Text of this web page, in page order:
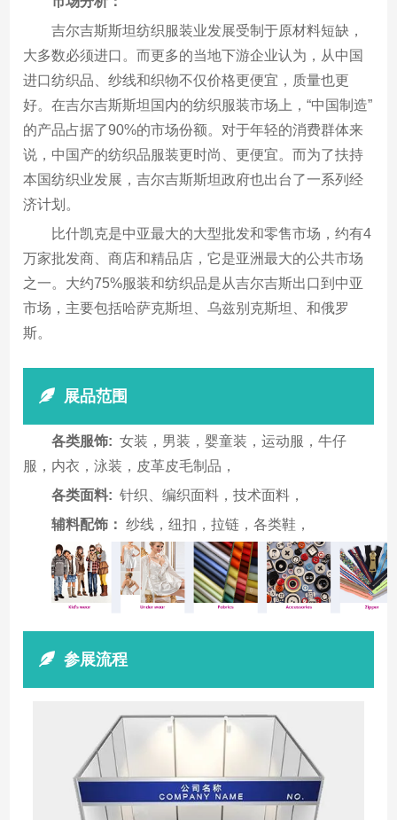
吉尔吉斯斯坦纺织服装业发展受制于原材料短缺，
大多数必须进口。而更多的当地下游企业认为，从中国
进口纺织品、纱线和织物不仅价格更便宜，质量也更
好。在吉尔吉斯斯坦国内的纺织服装市场上，“中国制造”
的产品占据了90%的市场份额。对于年轻的消费群体来
说，中国产的纺织品服装更时尚、更便宜。而为了扶持
本国纺织业发展，吉尔吉斯斯坦政府也出台了一系列经
济计划。
比什凯克是中亚最大的大型批发和零售市场，约有4
万家批发商、商店和精品店，它是亚洲最大的公共市场
之一。大约75%服装和纺织品是从吉尔吉斯出口到中亚
市场，主要包括哈萨克斯坦、乌兹别克斯坦、和俄罗
斯。
展品范围
各类服饰:女装，男装，婴童装，运动服，牛仔
服，内衣，泳装，皮革皮毛制品，
各类面料:针织、编织面料，技术面料，
辅料配饰：纱线，纽扣，拉链，各类鞋，
参展流程